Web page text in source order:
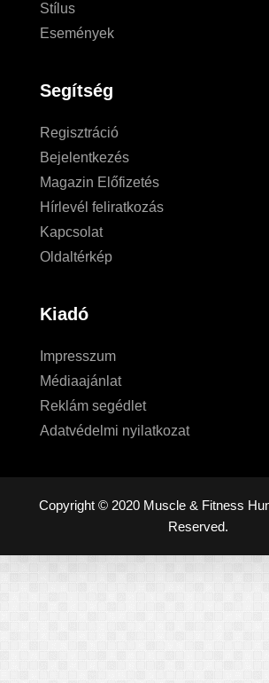
Stílus
Események
Segítség
Regisztráció
Bejelentkezés
Magazin Előfizetés
Hírlevél feliratkozás
Kapcsolat
Oldaltérkép
Kiadó
Impresszum
Médiaajánlat
Reklám segédlet
Adatvédelmi nyilatkozat
Copyright © 2020 Muscle & Fitness
Reserved.